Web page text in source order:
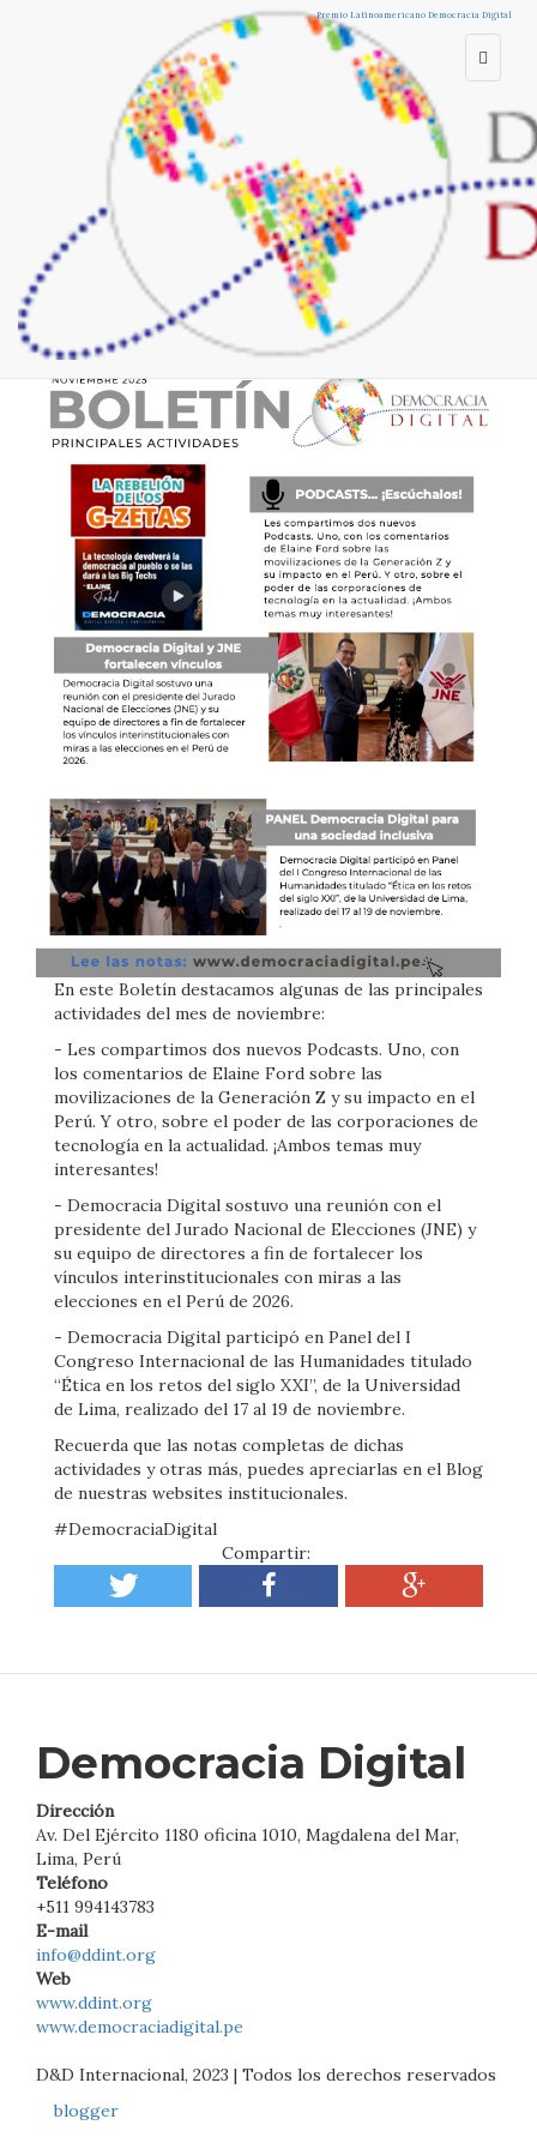
Premio Latinoamericano Democracia Digital
EncuentroObservatorioPublicaciones
Women Tech LeadersInnovApp Latinoamérica
Escuela (EFD)
NOVIEMBRE 2025 |
Te mostramos
nuestras principales
actividades del mes
01 de Diciembre del 2025
En este Boletín destacamos algunas de las principales
actividades del mes de noviembre:
- Les compartimos dos nuevos Podcasts. Uno, con
los comentarios de Elaine Ford sobre las
movilizaciones de la Generación Z y su impacto en el
Perú. Y otro, sobre el poder de las corporaciones de
tecnología en la actualidad. ¡Ambos temas muy
interesantes!
- Democracia Digital sostuvo una reunión con el
presidente del Jurado Nacional de Elecciones (JNE) y
su equipo de directores a fin de fortalecer los
vínculos interinstitucionales con miras a las
elecciones en el Perú de 2026.
- Democracia Digital participó en Panel del I
Congreso Internacional de las Humanidades titulado
“Ética en los retos del siglo XXI”, de la Universidad
de Lima, realizado del 17 al 19 de noviembre.
Recuerda que las notas completas de dichas
actividades y otras más, puedes apreciarlas en el Blog
de nuestras websites institucionales.
#DemocraciaDigital
Compartir:
Democracia Digital
Dirección
Av. Del Ejército 1180 oficina 1010, Magdalena del Mar,
Lima, Perú
Teléfono
+511 994143783
E-mail
info@ddint.org
Web
www.ddint.org
www.democraciadigital.pe
D&D Internacional, 2023 | Todos los derechos reservados
blogger